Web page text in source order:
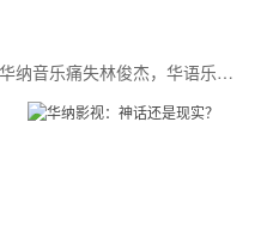
华纳音乐痛失林俊杰，华语乐坛或将迎来新变革！